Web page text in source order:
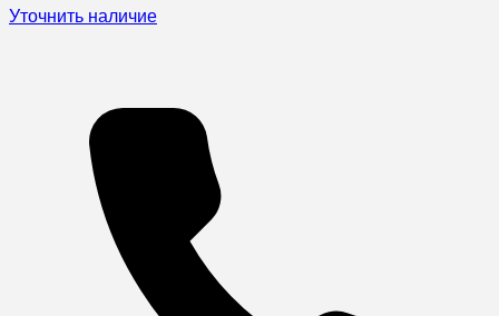
Уточнить наличие